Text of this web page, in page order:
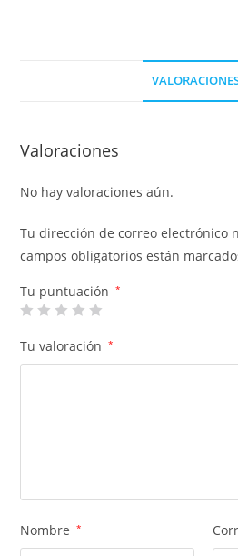
Valoraciones
No hay valoraciones aún.
Tu dirección de correo electrónico
campos obligatorios están
Tu puntuación *
Tu valoración *
Nombre *